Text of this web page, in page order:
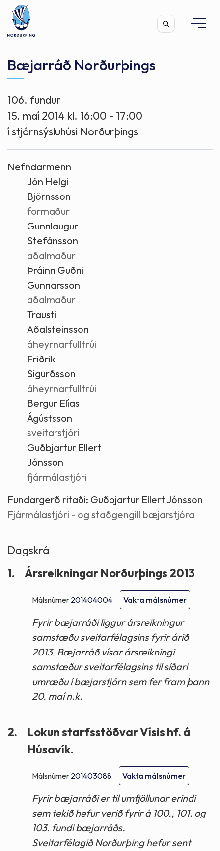
Leita
Bæjarráð Norðurþings
106. fundur
15. maí 2014 kl. 16:00 - 17:00
í stjórnsýsluhúsi Norðurþings
Nefndarmenn
Jón Helgi
Björnsson
formaður
Gunnlaugur
Stefánsson
aðalmaður
Þráinn Guðni
Gunnarsson
aðalmaður
Trausti
Aðalsteinsson
áheyrnarfulltrúi
Friðrik
Sigurðsson
áheyrnarfulltrúi
Bergur Elías
Ágústsson
sveitarstjóri
Guðbjartur Ellert
Jónsson
fjármálastjóri
Fundargerð ritaði: Guðbjartur Ellert Jónsson
Fjármálastjóri - og staðgengill bæjarstjóra
Dagskrá
1. Ársreikningar Norðurþings 2013
Málsnúmer 201404004 Vakta málsnúmer
Fyrir bæjarráði liggur ársreikningur
samstæðu sveitarfélagsins fyrir árið
2013. Bæjarráð vísar ársreikningi
samstæður sveitarfélagsins til síðari
umræðu í bæjarstjórn sem fer fram þann
20. maí n.k.
2.
Lokun starfsstöðvar Vísis hf. á
Húsavík.
Málsnúmer 201403088 Vakta málsnúmer
Fyrir bæjarráði er til umfjöllunar erindi
sem tekið hefur verið fyrir á 100., 101. og
103. fundi bæjarráðs.
Sveitarfélagið Norðurþing hefur sent